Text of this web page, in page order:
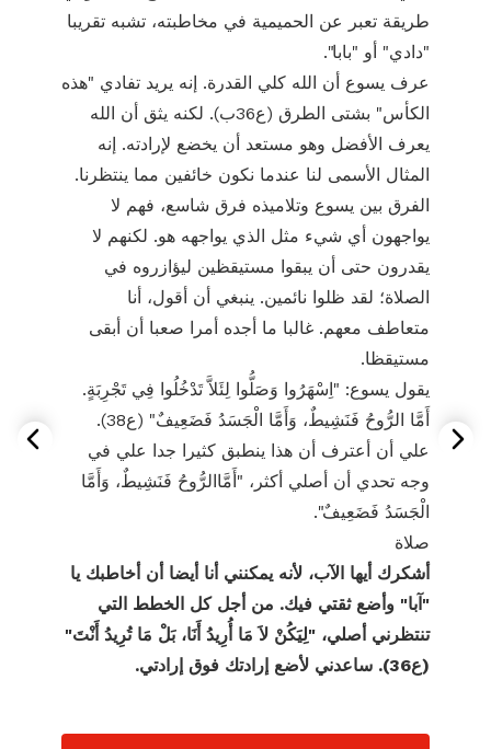
طريقة تعبر عن الحميمية في مخاطبته، تشبه تقريبا
"دادي" أو "بابا".
عرف يسوع أن الله كلي القدرة. إنه يريد تفادي "هذه
الكأس" بشتى الطرق (ع36ب). لكنه يثق أن الله
يعرف الأفضل وهو مستعد أن يخضع لإرادته. إنه
المثال الأسمى لنا عندما نكون خائفين مما ينتظرنا.
الفرق بين يسوع وتلاميذه فرق شاسع، فهم لا
يواجهون أي شيء مثل الذي يواجهه هو. لكنهم لا
يقدرون حتى أن يبقوا مستيقظين ليؤازروه في
الصلاة؛ لقد ظلوا نائمين. ينبغي أن أقول، أنا
متعاطف معهم. غالبا ما أجده أمرا صعبا أن أبقى
مستيقظا.
يقول يسوع: "اِسْهَرُوا وَصَلُّوا لِئَلاَّ تَدْخُلُوا فِي تَجْرِبَةٍ.
أَمَّا الرُّوحُ فَنَشِيطٌ، وَأَمَّا الْجَسَدُ فَضَعِيفٌ" (ع38).
علي أن أعترف أن هذا ينطبق كثيرا جدا علي في
وجه تحدي أن أصلي أكثر، "أَمَّاالرُّوحُ فَنَشِيطٌ، وَأَمَّا
الْجَسَدُ فَضَعِيفٌ".
صلاة
أشكرك أيها الآب، لأنه يمكنني أنا أيضا أن أخاطبك يا
"آبا" وأضع ثقتي فيك. من أجل كل الخطط التي
تنتظرني أصلي، "لِيَكُنْ لاَ مَا أُرِيدُ أَنَا، بَلْ مَا تُرِيدُ أَنْتَ"
(ع36). ساعدني لأضع إرادتك فوق إرادتي.